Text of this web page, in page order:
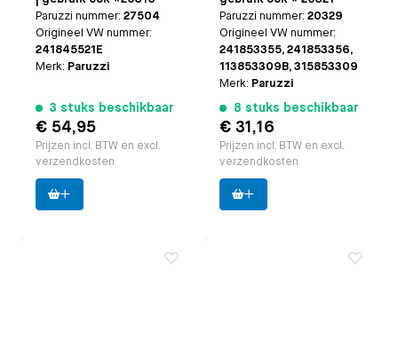
Paruzzi nummer: 27504
Origineel VW nummer:
241845521E
Merk: Paruzzi
3 stuks beschikbaar
€ 54,95
Prijzen incl. BTW en excl.
verzendkosten
Paruzzi nummer:20329
Origineel VW nummer:
241853355, 241853356,
113853309B, 315853309
Merk: Paruzzi
8 stuks beschikbaar
€ 31,16
Prijzen incl. BTW en excl.
verzendkosten